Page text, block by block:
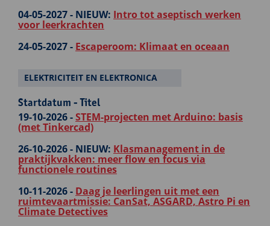
04-05-2027 - NIEUW: Intro tot aseptisch werken
voor leerkrachten
24-05-2027 - Escaperoom: Klimaat en oceaan
ELEKTRICITEIT EN ELEKTRONICA
Startdatum - Titel
19-10-2026 -STEM-projecten met Arduino: basis
(met Tinkercad)
26-10-2026 - NIEUW: Klasmanagement in de
praktijkvakken: meer flow en focus via
functionele routines
10-11-2026 - Daag je leerlingen uit met een
ruimtevaartmissie: CanSat, ASGARD, Astro Pi en
Climate Detectives